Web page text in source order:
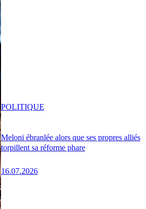
Meloni ébranlée alors que ses propres alliés
torpillent sa réforme phare
16.07.2026
POLITIQUE